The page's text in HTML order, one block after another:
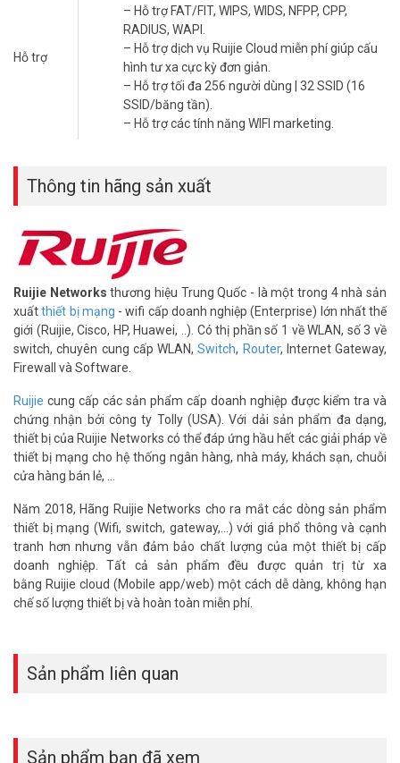
– Hỗ trợ tối đa 256 người dùng | 32 SSID (16 SSID/băng tần).
– Hỗ trợ tính năng cân bằng tải thông minh dựa vào số lượng người
dùng và lưu lượng.
– Hỗ trợ tính năng PPSK giúp phân quyền đăng ký wifi cho 1 số
thiết bị xác định trước.
– Hỗ trợ các tính năng WIFI marketing:
* Giao diện đăng nhập dạng trang chào, cho phép tuỳ biến theo
trang đích là fanpage hoặc website của doanh nghiệp.
* Đăng nhập facebook, like facebook fanpage.
* Quản lý lưu lượng của người dùng, thời gian, dung lượng data, số
– Các chứng nhận: GB4943, UL/CSA 60950-1, EN/IEC 60950-1,
EN/IEC 60950-22, GB9254-2008, EN301 489, EN55022, FCC Part15,
FCC Bulletin OET-65C ,EN 50385, IC Safety Code 6, FCC
Part15,EN300328, EN301893
– Chuẩn IP68
* Thiết bị chưa bao bao gồm nguồn.
– Kích thước: 194 × 194 × 37 mm.
– Trọng lượng: 0.42kg.
– Xuất xứ: Trung Quốc.
– Bảo hành: 3 năm.
>> Xem thêm:Thiết bị phát sóng wifi ngoài trời RUIJIE RG-
AP630 (IODA)
Tham khảo thêm thông tin tạiFacebook Vuhoangtelecomnhé.
Hỗ trợ
– Hỗ trợ FAT/FIT, WIPS, WIDS, NFPP, CPP,
RADIUS, WAPI.
– Hỗ trợ dịch vụ Ruijie Cloud miễn phí giúp cấu
hình tư xa cực kỳ đơn giản.
– Hỗ trợ tối đa 256 người dùng | 32 SSID (16
SSID/băng tần).
– Hỗ trợ các tính năng WIFI marketing.
Thông tin hãng sản xuất
Ruijie Networks thương hiệu Trung Quốc - là một trong 4 nhà sản
xuấtthiết bị mạng - wifi cấp doanh nghiệp (Enterprise) lớn nhất thế
giới (Ruijie, Cisco, HP, Huawei, ..). Có thị phần số 1 về WLAN, số 3 về
switch, chuyên cung cấp WLAN,Switch, Router, Internet Gateway,
Firewall và Software.
Ruijie cung cấp các sản phẩm cấp doanh nghiệp được kiểm tra và
chứng nhận bởi công ty Tolly (USA). Với dải sản phẩm đa dạng,
thiết bị của Ruijie Networks có thể đáp ứng hầu hết các giải pháp về
thiết bị mạng cho hệ thống ngân hàng, nhà máy, khách sạn, chuỗi
cửa hàng bán lẻ, ...
Năm 2018, Hãng Ruijie Networks cho ra mắt các dòng sản phẩm
thiết bị mạng (Wifi, switch, gateway,...) với giá phổ thông và cạnh
tranh hơn nhưng vẫn đảm bảo chất lượng của một thiết bị cấp
doanh nghiệp. Tất cả sản phẩm đều được quản trị từ xa
bằng Ruijie cloud (Mobile app/web) một cách dễ dàng, không hạn
chế số lượng thiết bị và hoàn toàn miễn phí.
Sản phẩm liên quan
Sản phẩm bạn đã xem